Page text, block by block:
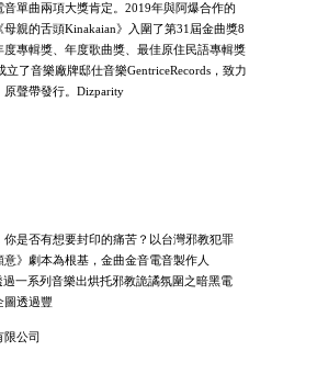
單曲兩項大獎肯定。2019年與阿爆合作的
親的舌頭Kinakaian》入圍了第31屆金曲獎8
度專輯獎、年度歌曲獎、最佳原住⺠語專輯獎
立了音樂廠牌邸仕音樂GentriceRecords，致力
原聲帶發行。Dizparity
你是否有想要封印的痛苦？以台灣邪教犯罪
意》劇本為根基，金曲金音電音製作人
過一系列音樂出烘托邪教詭譎氛圍之暗黑電
圖透過豐
公司